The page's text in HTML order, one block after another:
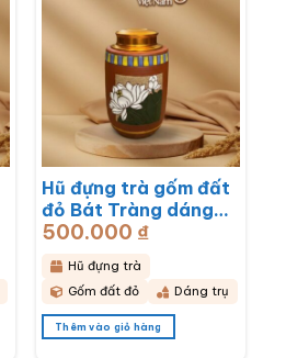
Hũ đựng trà gốm đất
đỏ Bát Tràng dáng
trụ hoạ tiết hoa sen
BT-HĐT12
500.000 ₫
Hũ đựng trà
Gốm đất đỏ
Dáng trụ
Thêm vào giỏ hàng